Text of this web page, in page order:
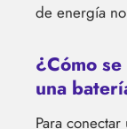
de energía
¿Cómo
una
Para